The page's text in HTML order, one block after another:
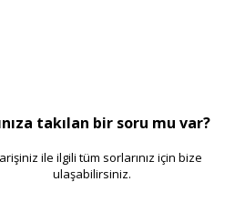
takılan bir soru mu var?
ile ilgili tüm sorlarınız için bize
ulaşabilirsiniz.